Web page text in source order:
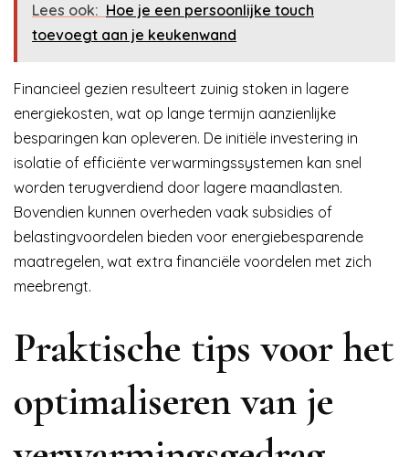
Lees ook: Hoe je een persoonlijke touch
toevoegt aan je keukenwand
Financieel gezien resulteert zuinig stoken in lagere
energiekosten, wat op lange termijn aanzienlijke
besparingen kan opleveren. De initiële investering in
isolatie of efficiënte verwarmingssystemen kan snel
worden terugverdiend door lagere maandlasten.
Bovendien kunnen overheden vaak subsidies of
belastingvoordelen bieden voor energiebesparende
maatregelen, wat extra financiële voordelen met zich
meebrengt.
Praktische tips voor het
optimaliseren van je